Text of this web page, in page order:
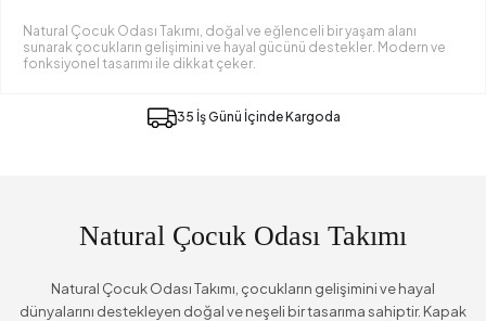
Natural Çocuk Odası Takımı, doğal ve eğlenceli bir yaşam alanı
sunarak çocukların gelişimini ve hayal gücünü destekler. Modern ve
fonksiyonel tasarımı ile dikkat çeker.
35 İş Günü İçinde Kargoda
Natural Çocuk Odası Takımı
Natural Çocuk Odası Takımı, çocukların gelişimini ve hayal
dünyalarını destekleyen doğal ve neşeli bir tasarıma sahiptir. Kapak